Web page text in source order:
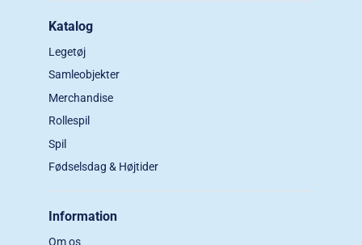
Katalog
Legetøj
Samleobjekter
Merchandise
Rollespil
Spil
Fødselsdag & Højtider
Information
Om os